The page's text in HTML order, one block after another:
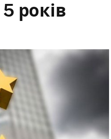
років